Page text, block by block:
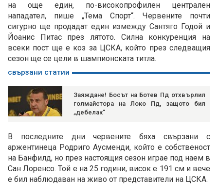
на още един, по-високопрофилен централен
нападател, пише „Тема Спорт“. Червените почти
сигурно ще продадат един измежду Сантяго Годой и
Йоанис Питас през лятото. Силна конкуренция на
всеки пост ще е коз за ЦСКА, който през следващия
сезон ще се цели в шампионската титла.
свързани статии
Заяждане! Босът на Ботев Пд отхвърлил
голмайстора на Локо Пд, защото бил
„дебелак“
В последните дни червените бяха свързани с
аржентинеца Родриго Аусменди, който е собственост
на Банфилд, но през настоящия сезон играе под наем в
Сан Лоренсо. Той е на 25 години, висок е 191 см и вече
е бил наблюдаван на живо от представители на ЦСКА.